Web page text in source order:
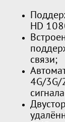
HD
связи;
4G/3G/